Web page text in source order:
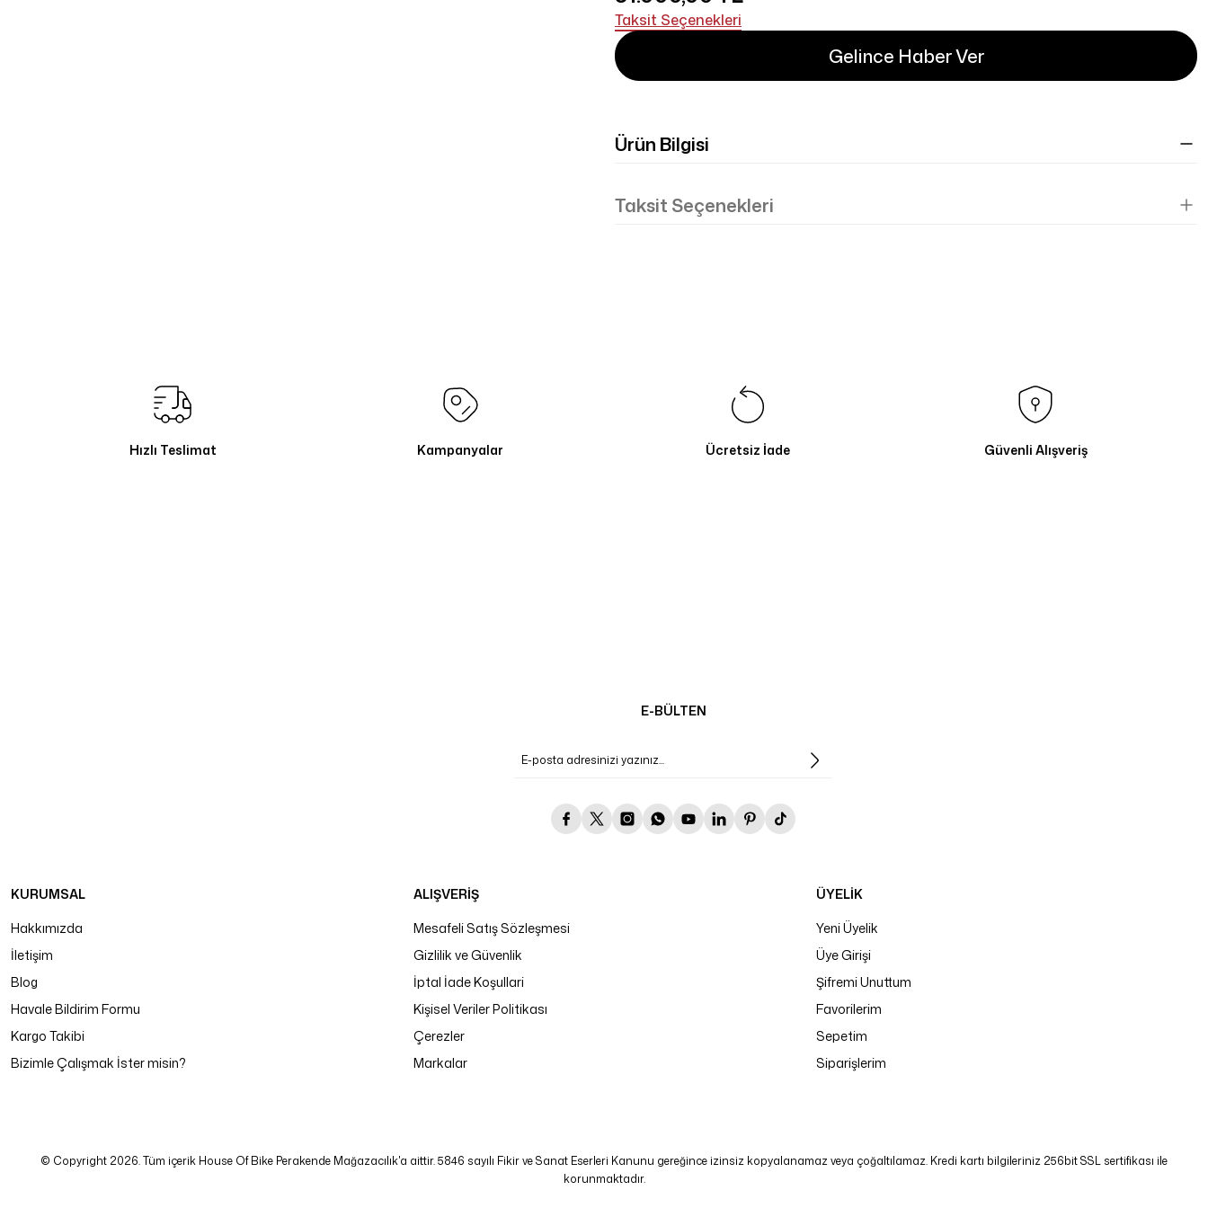
Taksit Seçenekleri
Gelince Haber Ver
Ürün Bilgisi
Taksit Seçenekleri
Hızlı Teslimat Kampanyalar Ücretsiz İade Güvenli Alışveriş
E-BÜLTEN
KURUMSAL
Hakkımızda
İletişim
Blog
Havale Bildirim Formu
Kargo Takibi
Bizimle Çalışmak İster misin?
ALIŞVERİŞ
Mesafeli Satış Sözleşmesi
Gizlilik ve Güvenlik
İptal İade Koşullari
Kişisel Veriler Politikası
Çerezler
Markalar
ÜYELİK
Yeni Üyelik
Üye Girişi
Şifremi Unuttum
Favorilerim
Sepetim
Siparişlerim
© Copyright 2026. Tüm içerik House Of Bike Perakende Mağazacılık'a aittir. 5846 sayılı Fikir ve Sanat Eserleri Kanunu gereğince izinsiz kopyalanamaz veya çoğaltılamaz. Kredi kartı bilgileriniz 256bit SSL sertifikası ile
korunmaktadır.